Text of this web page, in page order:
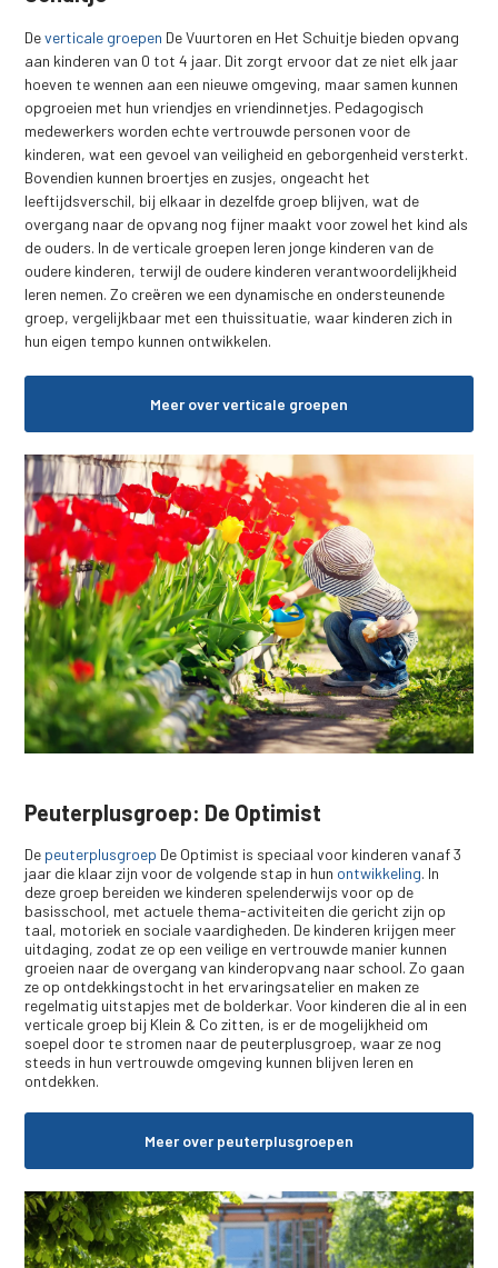
Deverticale groepen De Vuurtoren en Het Schuitje bieden opvang
aan kinderen van 0 tot 4 jaar. Dit zorgt ervoor dat ze niet elk jaar
hoeven te wennen aan een nieuwe omgeving, maar samen kunnen
opgroeien met hun vriendjes en vriendinnetjes. Pedagogisch
medewerkers worden echte vertrouwde personen voor de
kinderen, wat een gevoel van veiligheid en geborgenheid versterkt.
Bovendien kunnen broertjes en zusjes, ongeacht het
leeftijdsverschil, bij elkaar in dezelfde groep blijven, wat de
overgang naar de opvang nog fijner maakt voor zowel het kind als
de ouders. In de verticale groepen leren jonge kinderen van de
oudere kinderen, terwijl de oudere kinderen verantwoordelijkheid
leren nemen. Zo creëren we een dynamische en ondersteunende
groep, vergelijkbaar met een thuissituatie, waar kinderen zich in
hun eigen tempo kunnen ontwikkelen.
Meer over verticale groepen
Peuterplusgroep: De Optimist
De peuterplusgroep De Optimist is speciaal voor kinderen vanaf 3
jaar die klaar zijn voor de volgende stap in hun ontwikkeling. In
deze groep bereiden we kinderen spelenderwijs voor op de
basisschool, met actuele thema-activiteiten die gericht zijn op
taal, motoriek en sociale vaardigheden. De kinderen krijgen meer
uitdaging, zodat ze op een veilige en vertrouwde manier kunnen
groeien naar de overgang van kinderopvang naar school. Zo gaan
ze op ontdekkingstocht in het ervaringsatelier en maken ze
regelmatig uitstapjes met de bolderkar. Voor kinderen die al in een
verticale groep bij Klein & Co zitten, is er de mogelijkheid om
soepel door te stromen naar de peuterplusgroep, waar ze nog
steeds in hun vertrouwde omgeving kunnen blijven leren en
ontdekken.
Meer over peuterplusgroepen